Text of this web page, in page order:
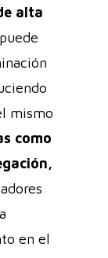
alta
mismo
como
en el